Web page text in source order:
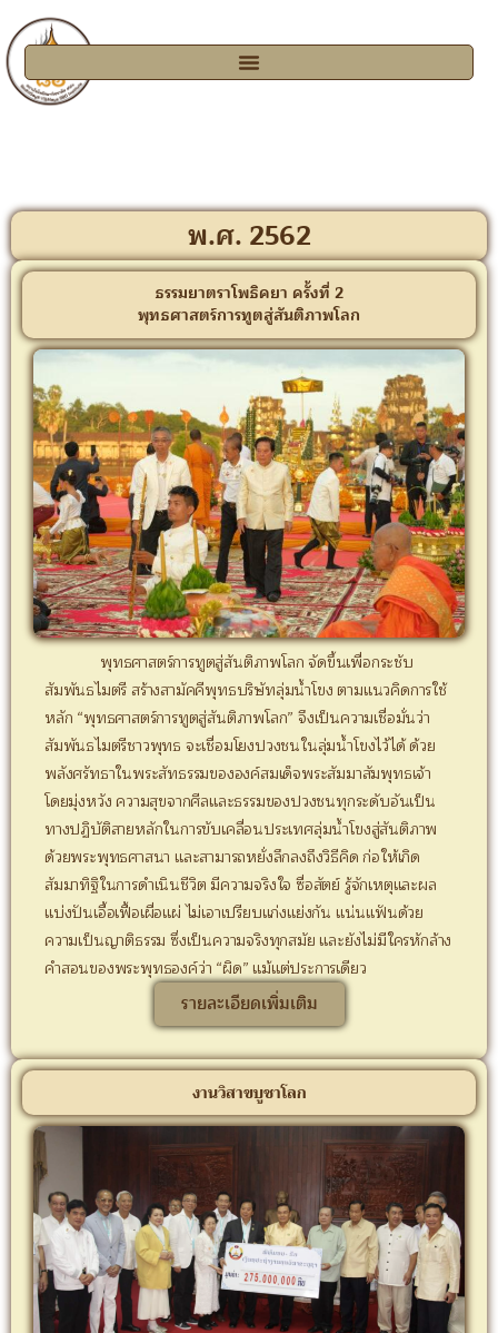
พ.ศ. 2562
ธรรมยาตราโพธิคยา ครั้งที่ 2
พุทธศาสตร์การทูตสู่สันติภาพโลก
พุทธศาสตร์การทูตสู่สันติภาพโลก จัดขึ้นเพื่อกระชับ
สัมพันธไมตรี สร้างสามัคคีพุทธบริษัทลุ่มน้ำโขง ตามแนวคิดการใช้
หลัก “พุทธศาสตร์การทูตสู่สันติภาพโลก” จึงเป็นความเชื่อมั่นว่า
สัมพันธไมตรีชาวพุทธ จะเชื่อมโยงปวงชนในลุ่มน้ำโขงไว้ได้ ด้วย
พลังศรัทธาในพระสัทธรรมขององค์สมเด็จพระสัมมาสัมพุทธเจ้า
โดยมุ่งหวัง ความสุขจากศีลและธรรมของปวงชนทุกระดับอันเป็น
ทางปฏิบัติสายหลักในการขับเคลื่อนประเทศลุ่มน้ำโขงสู่สันติภาพ
ด้วยพระพุทธศาสนา และสามารถหยั่งลึกลงถึงวิธีคิด ก่อให้เกิด
สัมมาทิฐิในการดำเนินชีวิต มีความจริงใจ ซื่อสัตย์ รู้จักเหตุและผล
แบ่งปันเอื้อเฟื้อเผื่อแผ่ ไม่เอาเปรียบแก่งแย่งกัน แน่นแฟันด้วย
ความเป็นญาติธรรม ซึ่งเป็นความจริงทุกสมัย และยังไม่มีใครหักล้าง
คำสอนของพระพุทธองค์ว่า “ผิด” แม้แต่ประการเดียว
รายละเอียดเพิ่มเติม
งานวิสาขบูชาโลก